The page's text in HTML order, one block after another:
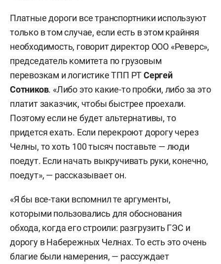
Платные дороги все транспортники используют
только в том случае, если есть в этом крайняя
необходимость, говорит директор ООО «Реверс»,
председатель комитета по грузовым
перевозкам и логистике ТПП РТСергей
Сотников. «Либо это какие-то пробки, либо за это
платит заказчик, чтобы быстрее проехали.
Поэтому если не будет альтернативы, то
придется ехать. Если перекроют дорогу через
Челны, то хоть 100 тысяч поставьте — люди
поедут. Если начать выкручивать руки, конечно,
поедут», — рассказывает он.
«Я бы все-таки вспомнил те аргументы,
которыми пользовались для обоснования
обхода, когда его строили: разгрузить ГЭС и
дорогу в Набережных Челнах. То есть это очень
благие были намерения, — рассуждает